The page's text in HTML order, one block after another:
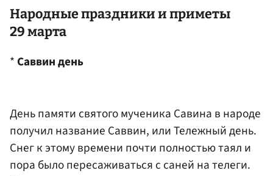
Народные праздники и приметы
29 марта
* Саввин день
День памяти святого мученика Савина в народе
получил название Саввин, или Тележный день.
Снег к этому времени почти полностью таял и
пора было пересаживаться с саней на телеги.